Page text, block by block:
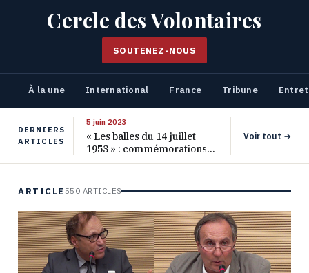
Cercle des Volontaires
SOUTENEZ-NOUS
À la une International France Tribune
DERNIERS
ARTICLES
5 juin 2023
« Les balles du 14 juillet
1953 » : commémorations
pour les 70 ans de ce
Voir tout →
ARTICLE 550 ARTICLES